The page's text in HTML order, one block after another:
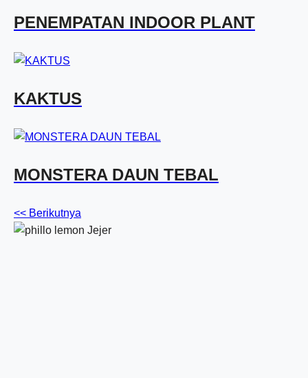
PENEMPATAN INDOOR PLANT
KAKTUS
MONSTERA DAUN TEBAL
<< Berikutnya